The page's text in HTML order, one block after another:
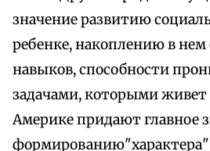
значение развитию
ребенке, накоплению в
навыков, способности
задачами, которыми живет
Америке придают главное